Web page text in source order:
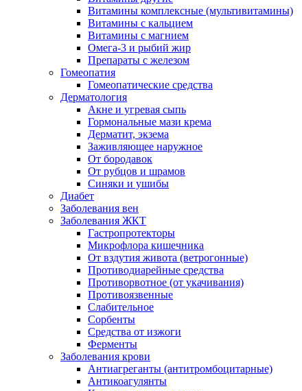
Витамины комплексные (мультивитамины)
Витамины с кальцием
Витамины с магнием
Омега-3 и рыбий жир
Препараты с железом
Гомеопатия
Гомеопатические средства
Дерматология
Акне и угревая сыпь
Гормональные мази крема
Дерматит, экзема
Заживляющее наружное
От бородавок
От рубцов и шрамов
Синяки и ушибы
Диабет
Заболевания вен
Заболевания ЖКТ
Гастропротекторы
Микрофлора кишечника
От вздутия живота (ветрогонные)
Противодиарейные средства
Противорвотное (от укачивания)
Противоязвенные
Слабительное
Сорбенты
Средства от изжоги
Ферменты
Заболевания крови
Антиагреганты (антитромбоцитарные)
Антикоагулянты